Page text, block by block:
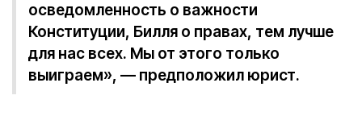
осведомленность о важности
Конституции, Билля о правах, тем лучше
для нас всех. Мы от этого только
выиграем», — предположил юрист.